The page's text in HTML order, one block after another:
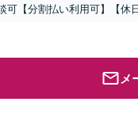
可【分割払い利用可】【休
メ